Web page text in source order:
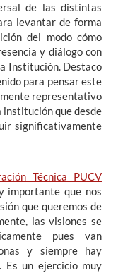
de las distintas
levantar de forma
del modo cómo
y diálogo con
Institución. Destaco
para pensar este
representativo
institución que desde
significativamente
Técnica PUCV
importante que nos
que queremos de
las visiones se
pues van
y siempre hay
Es un ejercicio muy